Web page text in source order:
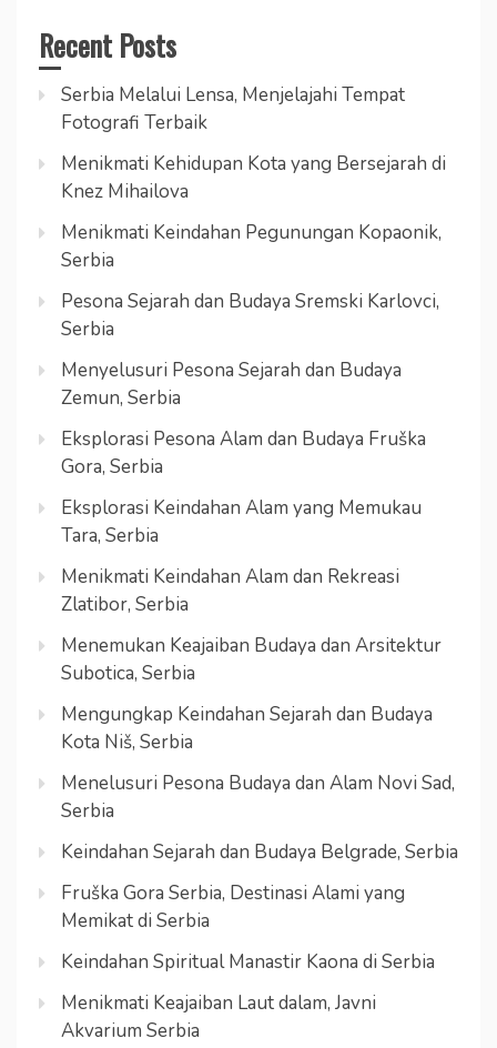
Recent Posts
Serbia Melalui Lensa, Menjelajahi Tempat
Fotografi Terbaik
Menikmati Kehidupan Kota yang Bersejarah di
Knez Mihailova
Menikmati Keindahan Pegunungan Kopaonik,
Serbia
Pesona Sejarah dan Budaya Sremski Karlovci,
Serbia
Menyelusuri Pesona Sejarah dan Budaya
Zemun, Serbia
Eksplorasi Pesona Alam dan Budaya Fruška
Gora, Serbia
Eksplorasi Keindahan Alam yang Memukau
Tara, Serbia
Menikmati Keindahan Alam dan Rekreasi
Zlatibor, Serbia
Menemukan Keajaiban Budaya dan Arsitektur
Subotica, Serbia
Mengungkap Keindahan Sejarah dan Budaya
Kota Niš, Serbia
Menelusuri Pesona Budaya dan Alam Novi Sad,
Serbia
Keindahan Sejarah dan Budaya Belgrade, Serbia
Fruška Gora Serbia, Destinasi Alami yang
Memikat di Serbia
Keindahan Spiritual Manastir Kaona di Serbia
Menikmati Keajaiban Laut dalam, Javni
Akvarium Serbia